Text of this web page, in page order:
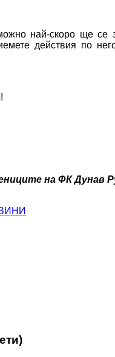
най-скоро ще се
действия по
на ФК Дунав